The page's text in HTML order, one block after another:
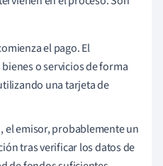
el pago. El
o servicios de forma
una tarjeta de
el emisor, probablemente un
tras verificar los datos de